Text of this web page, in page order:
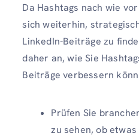
Da Hashtags nach wie
sich weiterhin,
LinkedIn-Beiträge zu
daher an, wie Sie
Beiträge verbessern
Prüfen Sie
zu sehen, ob